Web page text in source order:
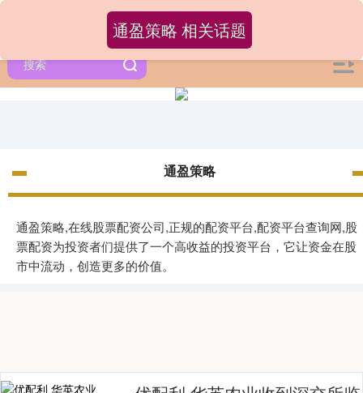
通盈策略
通盈策略,在线股票配资公司,正规的配资平台,配资平台查询网,股
票配资为投资者们提供了一个高收益的投资平台，它让资金在股
市中流动，创造更多的价值。
通盈策略 相关话题